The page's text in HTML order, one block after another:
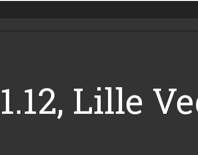
Lille